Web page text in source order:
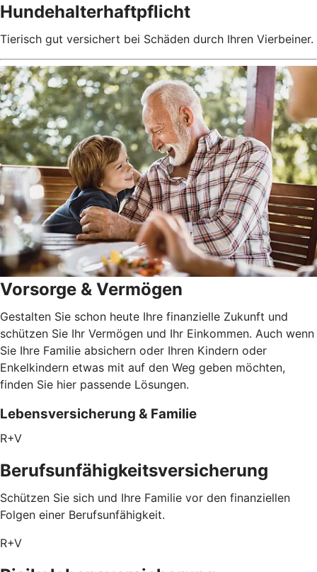
Hundehalterhaftpflicht
Tierisch gut versichert bei Schäden durch Ihren Vierbeiner.
Vorsorge & Vermögen
Gestalten Sie schon heute Ihre finanzielle Zukunft und
schützen Sie Ihr Vermögen und Ihr Einkommen. Auch wenn
Sie Ihre Familie absichern oder Ihren Kindern oder
Enkelkindern etwas mit auf den Weg geben möchten,
finden Sie hier passende Lösungen.
Lebensversicherung & Familie
R+V
Berufsunfähigkeitsversicherung
Schützen Sie sich und Ihre Familie vor den finanziellen
Folgen einer Berufsunfähigkeit.
R+V